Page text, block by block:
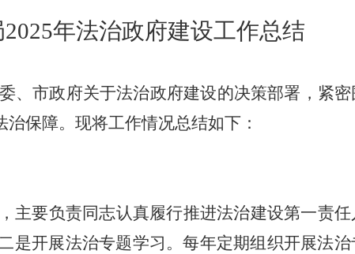
2025年法治政府建设工作总结
、市政府关于法治政府建设的决策部署， 紧密
保障。现将工作情况总结如下：
主要负责同志认真履行推进法治建设第一责
是开展法治专题学习。每年定期组织开展法治